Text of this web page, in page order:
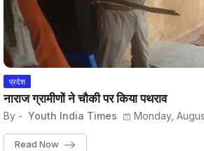
प्रदेश
नाराज ग्रामीणों ने चौकी पर किया पथराव
By - Youth India Times Monday,
Read Now